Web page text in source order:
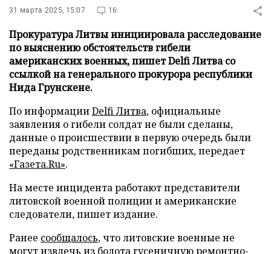
31 марта 2025, 15:07 16
Прокуратура Литвы инициировала расследование
по выяснению обстоятельств гибели
американских военных, пишет Delfi Литва со
ссылкой на генерального прокурора республики
Нида Грунскене.
По информацииDelfi Литва, официальные
заявления о гибели солдат не были сделаны,
данные о происшествии в первую очередь были
переданы родственникам погибших, передает
«Газета.Ru».
На месте инцидента работают представители
литовской военной полиции и американские
следователи, пишет издание.
Ранее сообщалось, что литовские военные не
могут извлечь из болота гусеничную ремонтно-